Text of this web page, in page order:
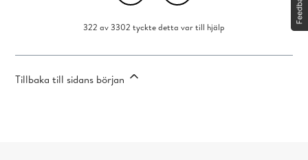
322 av 3302 tyckte detta var till hjälp
Tillbaka till sidans början